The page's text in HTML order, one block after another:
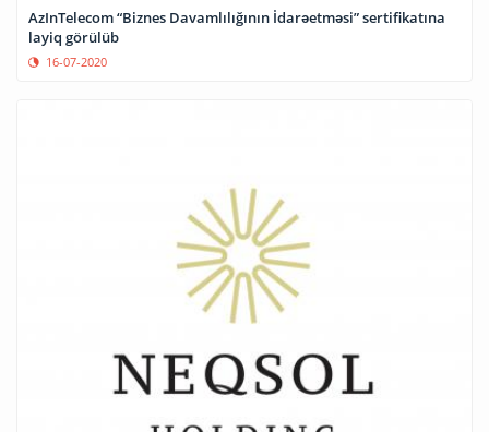
AzInTelecom “Biznes Davamlılığının İdarəetməsi” sertifikatına
layiq görülüb
16-07-2020